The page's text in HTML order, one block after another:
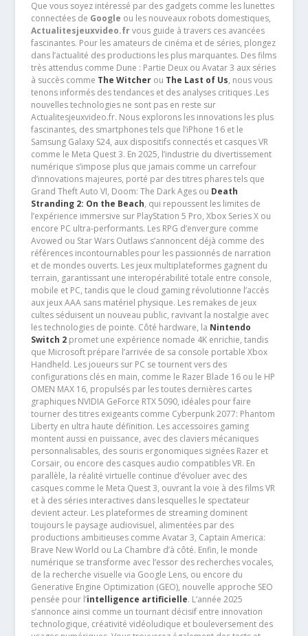
Que vous soyez intéressé par des gadgets comme les lunettes
connectées de Google ou les nouveaux robots domestiques,
Actualitesjeuxvideo.frvous guide à travers ces avancées
fascinantes. Pour les amateurs de cinéma et de séries, plongez
dans l’actualité des productions les plus marquantes. Des films
très attendus comme Dune : Partie Deux ou Avatar 3 aux séries
à succès comme The Witcherou The Last of Us, nous vous
tenons informés des tendances et des analyses critiques .Les
nouvelles technologies ne sont pas en reste sur
Actualitesjeuxvideo.fr. Nous explorons les innovations les plus
fascinantes, des smartphones tels que l’iPhone 16 et le
Samsung Galaxy S24, aux dispositifs connectés et casques VR
comme le Meta Quest 3. En 2025, l’industrie du divertissement
numérique s’impose plus que jamais comme un carrefour
d’innovations majeures, porté par des titres phares tels que
Grand Theft Auto VI, Doom: The Dark Ages ou Death
Stranding 2: On the Beach, qui repoussent les limites de
l’expérience immersive sur PlayStation 5 Pro, Xbox Series X ou
encore PC ultra-performants. Les RPG d’envergure comme
Avowed ou Star Wars Outlaws s’annoncent déjà comme des
références incontournables pour les passionnés de narration
et de mondes ouverts. Les jeux multiplateformes gagnent du
terrain, garantissant une interopérabilité totale entre console,
mobile et PC, tandis que le cloud gaming révolutionne l’accès
aux jeux AAA sans matériel physique. Les remakes de jeux
cultes séduisent un nouveau public, ravivant la nostalgie avec
les technologies de pointe. Côté hardware, la Nintendo
Switch 2promet une expérience nomade 4K enrichie, tandis
que Microsoft prépare l’arrivée de sa console portable Xbox
Handheld. Les joueurs sur PC se tournent vers des
configurations clés en main, comme le Razer Blade 16 ou le HP
OMEN MAX 16, propulsés par les toutes dernières cartes
graphiques NVIDIA GeForce RTX 5090, idéales pour faire
tourner des titres exigeants comme Cyberpunk 2077: Phantom
Liberty en ultra haute définition. Les accessoires gaming
montent aussi en puissance, avec des claviers mécaniques
personnalisables, des souris ergonomiques signées Razer et
Corsair, ou encore des casques audio compatibles VR. En
parallèle, la réalité virtuelle continue d’évoluer avec des
casques comme le Meta Quest 3, ouvrant la voie à des films VR
et à des séries interactives dans lesquelles le spectateur
devient acteur. Les plateformes de streaming dominent
toujours le paysage audiovisuel, alimentées par des
productions ambitieuses comme Avatar 3, Captain America:
Brave New World ou La Chambre d’à côté. Enfin, le monde
numérique se transforme avec l’essor des recherches vocales,
de la recherche visuelle via Google Lens, ou encore du
Generative Engine Optimization (GEO), nouvelle approche SEO
pensée pour l’intelligence artificielle. L’année 2025
s’annonce ainsi comme un tournant décisif entre innovation
technologique, créativité vidéoludique et bouleversement des